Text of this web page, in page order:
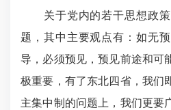
关于党内的若干思想政策
题，其中主要观点有：如无
导，必须预见，预见前途和可
极重要，有了东北四省，我们
主集中制的问题上，我们更要